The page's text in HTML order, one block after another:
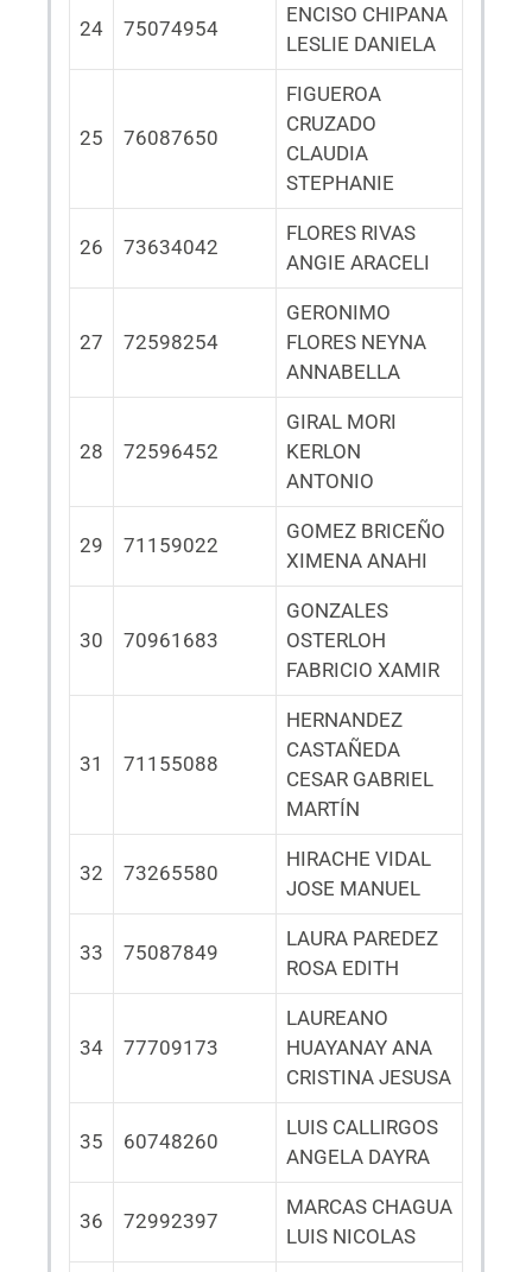
24 75074954
ENCISO CHIPANA
LESLIE DANIELA
25 76087650
FIGUEROA
CRUZADO
CLAUDIA
STEPHANIE
26 73634042
FLORES RIVAS
ANGIE ARACELI
27 72598254
GERONIMO
FLORES NEYNA
ANNABELLA
28 72596452
GIRAL MORI
KERLON
ANTONIO
29 71159022
GOMEZ BRICEÑO
XIMENA ANAHI
30 70961683
GONZALES
OSTERLOH
FABRICIO XAMIR
31 71155088
HERNANDEZ
CASTAÑEDA
CESAR GABRIEL
MARTÍN
32 73265580
HIRACHE VIDAL
JOSE MANUEL
33 75087849
LAURA PAREDEZ
ROSA EDITH
34 77709173
LAUREANO
HUAYANAY ANA
CRISTINA JESUSA
35 60748260
LUIS CALLIRGOS
ANGELA DAYRA
36 72992397
MARCAS CHAGUA
LUIS NICOLAS